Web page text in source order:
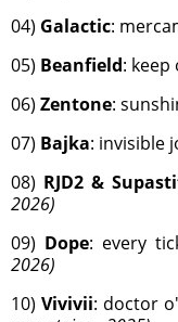
04) Galactic:
05) Beanfield: keep
06) Zentone:
07) Bajka: invisible
08) RJD2 &
2026)
09) Dope: every
2026)
10) Vivivii: doctor